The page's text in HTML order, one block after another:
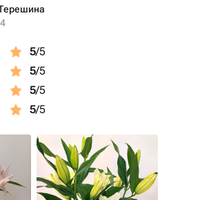
5/5
5/5
5/5
5/5